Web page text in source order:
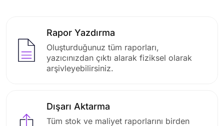
Rapor Yazdırma
Oluşturduğunuz tüm raporları,
yazıcınızdan çıktı alarak fiziksel olarak
arşivleyebilirsiniz.
Dışarı Aktarma
Tüm stok ve maliyet raporlarını birden